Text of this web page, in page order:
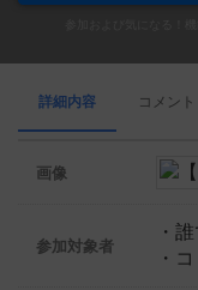
詳細内容 コメント
画像
参加対象者
・
・